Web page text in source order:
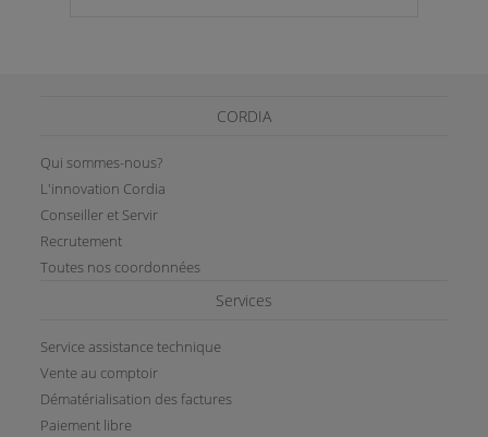
CORDIA
Qui sommes-nous?
L'innovation Cordia
Conseiller et Servir
Recrutement
Toutes nos coordonnées
Services
Service assistance technique
Vente au comptoir
Dématérialisation des factures
Paiement libre